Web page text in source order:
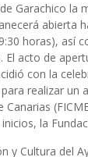
Garachico la
abierta
horas), así
acto de
con la
realizar un
la
y Cultura del